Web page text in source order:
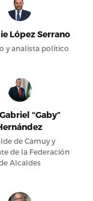
López Serrano
y analista político
“Gaby”
de Camuy y
de la Federación
Alcaldes